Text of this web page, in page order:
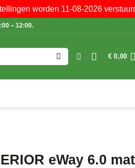
worden 11-08-2026
– 12:00.
€ 0,00
eWay 6.0